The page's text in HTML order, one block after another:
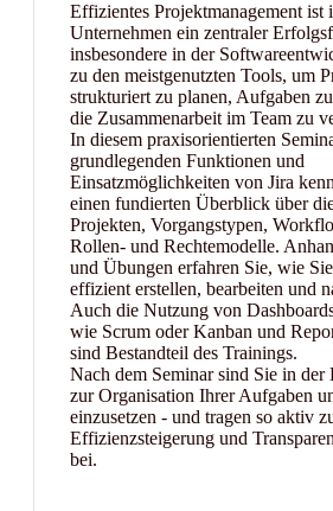
Effizientes Projektmanagement ist
Unternehmen ein zentraler
insbesondere in der
zu den meistgenutzten Tools, um
strukturiert zu planen, Aufgaben
die Zusammenarbeit im Team zu
In diesem praxisorientierten
grundlegenden Funktionen und
Einsatzmöglichkeiten von Jira
einen fundierten Überblick über
Projekten, Vorgangstypen,
Rollen- und Rechtemodelle.
und Übungen erfahren Sie, wie
effizient erstellen, bearbeiten und
Auch die Nutzung von
wie Scrum oder Kanban und
sind Bestandteil des Trainings.
Nach dem Seminar sind Sie in der
zur Organisation Ihrer Aufgaben
einzusetzen - und tragen so aktiv
Effizienzsteigerung und
bei.